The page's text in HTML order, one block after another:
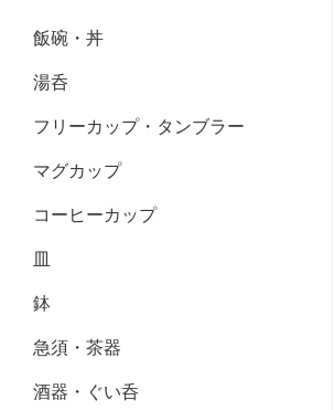
飯碗・丼
湯呑
フリーカップ・タンブラー
マグカップ
コーヒーカップ
皿
鉢
急須・茶器
酒器・ぐい呑